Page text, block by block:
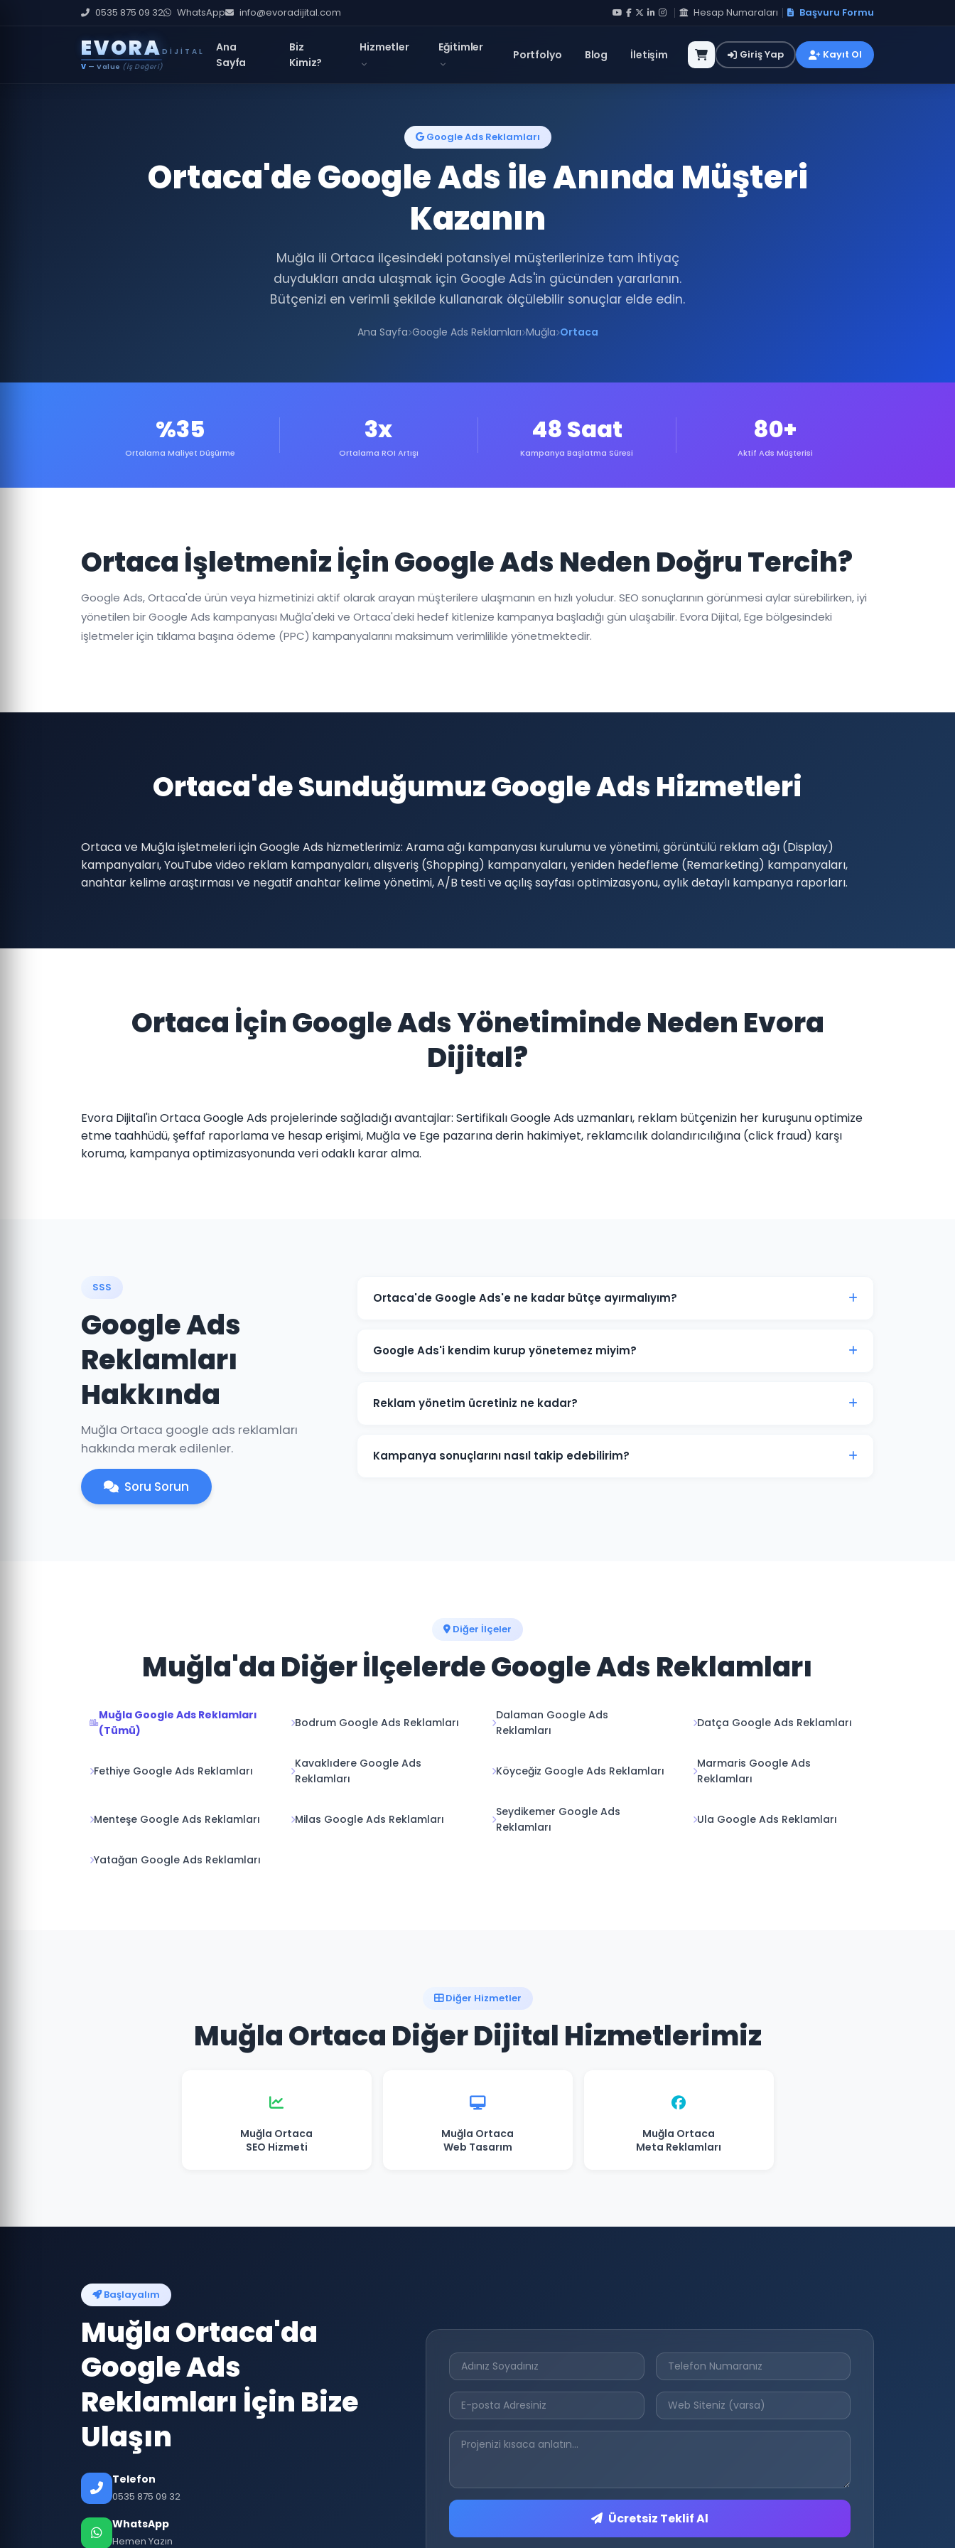
0535 875 09 32 WhatsApp info@evoradijital.com Hesap Numaraları Başvuru Formu
EVORA DIJITAL
V — Value (İş Değeri)
Ana
Sayfa
Biz
Kimiz?
Hizmetler Eğitimler
Portfolyo Blog İletişim Giriş Yap Kayıt Ol
Google Ads Reklamları
Ortaca'de Google Ads ile Anında Müşteri
Kazanın
Muğla ili Ortaca ilçesindeki potansiyel müşterilerinize tam ihtiyaç
duydukları anda ulaşmak için Google Ads'in gücünden yararlanın.
Bütçenizi en verimli şekilde kullanarak ölçülebilir sonuçlar elde edin.
Ana Sayfa Google Ads Reklamları Muğla Ortaca
%35
Ortalama Maliyet Düşürme
3x
Ortalama ROI Artışı
48 Saat
Kampanya Başlatma Süresi
80+
Aktif Ads Müşterisi
Ortaca İşletmeniz İçin Google Ads Neden Doğru Tercih?
Google Ads, Ortaca'de ürün veya hizmetinizi aktif olarak arayan müşterilere ulaşmanın en hızlı yoludur. SEO sonuçlarının görünmesi aylar sürebilirken, iyi
yönetilen bir Google Ads kampanyası Muğla'deki ve Ortaca'deki hedef kitlenize kampanya başladığı gün ulaşabilir. Evora Dijital, Ege bölgesindeki
işletmeler için tıklama başına ödeme (PPC) kampanyalarını maksimum verimlilikle yönetmektedir.
Ortaca'de Sunduğumuz Google Ads Hizmetleri
Ortaca ve Muğla işletmeleri için Google Ads hizmetlerimiz: Arama ağı kampanyası kurulumu ve yönetimi, görüntülü reklam ağı (Display)
kampanyaları, YouTube video reklam kampanyaları, alışveriş (Shopping) kampanyaları, yeniden hedefleme (Remarketing) kampanyaları,
anahtar kelime araştırması ve negatif anahtar kelime yönetimi, A/B testi ve açılış sayfası optimizasyonu, aylık detaylı kampanya raporları.
Ortaca İçin Google Ads Yönetiminde Neden Evora
Dijital?
Evora Dijital'in Ortaca Google Ads projelerinde sağladığı avantajlar: Sertifikalı Google Ads uzmanları, reklam bütçenizin her kuruşunu optimize
etme taahhüdü, şeffaf raporlama ve hesap erişimi, Muğla ve Ege pazarına derin hakimiyet, reklamcılık dolandırıcılığına (click fraud) karşı
koruma, kampanya optimizasyonunda veri odaklı karar alma.
SSS
Google Ads
Reklamları
Hakkında
Muğla Ortaca google ads reklamları
hakkında merak edilenler.
Soru Sorun
Ortaca'de Google Ads'e ne kadar bütçe ayırmalıyım?
için 3.000-5.000 TL+ bütçe önerilmektedir. Ücretsiz bütçe analizi için iletişime geçin.
Google Ads'i kendim kurup yönetemez miyim?
Ortaca'deki işletmelerin büyük çoğunluğu profesyonel yönetimle maliyetleri %30-50 düşürürken
dönüşüm sayısını artırmaktadır.
Reklam yönetim ücretiniz ne kadar?
minimum yönetim ücreti 1.000 TL/ay'dır. Bütçe ve hedeflerinize göre özel teklif sunuyoruz.
Kampanya sonuçlarını nasıl takip edebilirim?
Diğer İlçeler
Muğla'da Diğer İlçelerde Google Ads Reklamları
Muğla Google Ads Reklamları
(Tümü)
Bodrum Google Ads Reklamları
Dalaman Google Ads
Reklamları
Datça Google Ads Reklamları
Fethiye Google Ads Reklamları
Kavaklıdere Google Ads
Reklamları
Köyceğiz Google Ads Reklamları
Marmaris Google Ads
Reklamları
Menteşe Google Ads Reklamları Milas Google Ads Reklamları
Seydikemer Google Ads
Reklamları
Ula Google Ads Reklamları
Yatağan Google Ads Reklamları
Diğer Hizmetler
Muğla Ortaca Diğer Dijital Hizmetlerimiz
Muğla Ortaca
SEO Hizmeti
Muğla Ortaca
Web Tasarım
Muğla Ortaca
Meta Reklamları
Başlayalım
Muğla Ortaca'da
Google Ads
Reklamları İçin Bize
Ulaşın
Telefon
0535 875 09 32
WhatsApp
Hemen Yazın
Ücretsiz Teklif Al